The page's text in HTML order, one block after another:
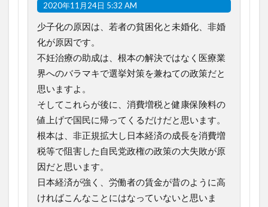
2020年11月24日 5:32 AM
少子化の原因は、若者の貧困化と未婚化、非婚
化が原因です。
不妊治療の助成は、根本の解決ではなく医療業
界へのバラマキで選挙対策を兼ねての政策だと
思いますよ。
そしてこれらが後に、消費増税と健康保険料の
値上げで国民に帰ってくるだけだと思います。
根本は、非正規拡大し日本経済の成長を消費増
税等で阻害した自民党政権の政策の大失敗が原
因だと思います。
日本経済が強く、労働者の賃金が昔のように高
ければこんなことにはなっていないと思いま